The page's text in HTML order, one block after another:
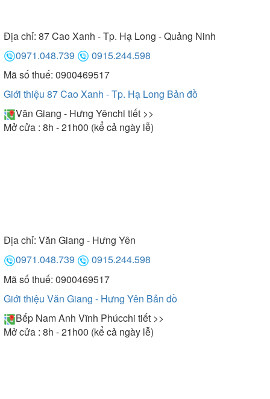
Địa chỉ: 87 Cao Xanh - Tp. Hạ Long - Quảng Ninh
0971.048.739
0915.244.598
Mã số thuế: 0900469517
Giới thiệu 87 Cao Xanh - Tp. Hạ Long Bản đồ
Văn Giang - Hưng Yênchi tiết >>
Mở cửa : 8h - 21h00 (kể cả ngày lễ)
Địa chỉ: Văn Giang - Hưng Yên
0971.048.739
0915.244.598
Mã số thuế: 0900469517
Giới thiệu Văn Giang - Hưng Yên Bản đồ
Bếp Nam Anh Vĩnh Phúcchi tiết >>
Mở cửa : 8h - 21h00 (kể cả ngày lễ)